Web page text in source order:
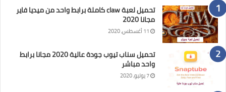
تحميل لعبة claw كاملة برابط واحد من ميديا فاير
مجانا 2020
11 أغسطس، 2020
تحميل سناب تيوب جودة عالية 2020 مجانا برابط
واحد مباشر
7 يوليو، 2020